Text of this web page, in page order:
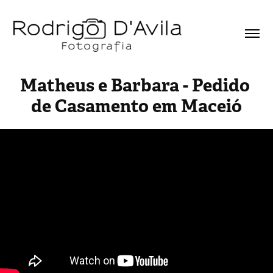
Matheus e Barbara - Pedido
de Casamento em Maceió